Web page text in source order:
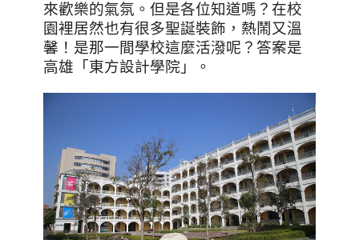
來歡樂的氣氛。但是各位知道嗎？在校
園裡居然也有很多聖誕裝飾，熱鬧又溫
馨！是那一間學校這麼活潑呢？答案是
高雄「東方設計學院」。